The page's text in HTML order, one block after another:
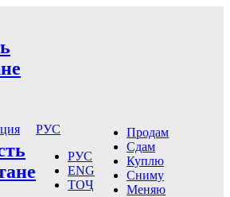
РУС
РУС
ENG
ТОҶ
Продам
Сдам
Куплю
Сниму
Меняю